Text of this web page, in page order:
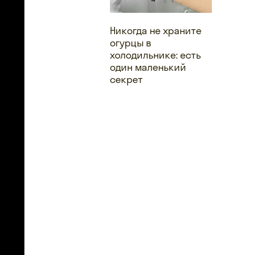
Никогда не храните
огурцы в
холодильнике: есть
один маленький
секрет